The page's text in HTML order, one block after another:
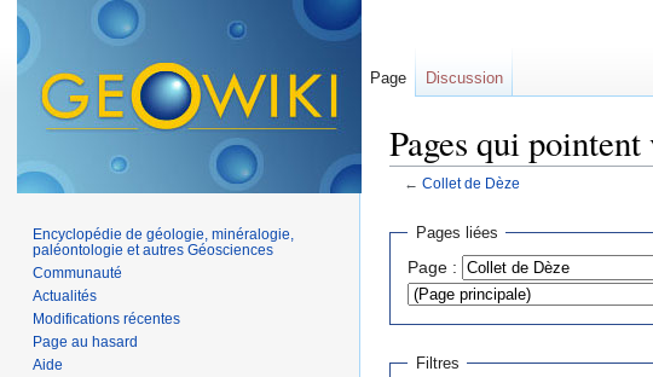
Pages qui
← Collet de Dèze
Pages liées
Page :
Filtres
Page Discussion
Encyclopédie de géologie, minéralogie,
paléontologie et autres Géosciences
Communauté
Actualités
Modifications récentes
Page au hasard
Aide